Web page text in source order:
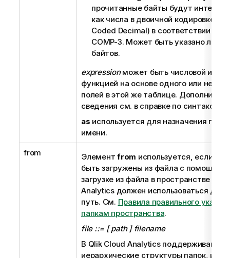
прочитанные байты будут
как числа в двоичной кодировке
Coded Decimal) в соответствии со
COMP-3. Может быть указано
байтов.
expressionможет быть числовой или
функцией на основе одного или
полей в этой же таблице.
сведения см. в справке по
as используется для назначения полю
имени.
from Элемент from используется, если
быть загружены из файла с помощью
загрузке из файла в пространстве в
Analyticsдолжен использоваться
путь. См. Правила правильного
папкам пространства.
file ::= [ path ] filename
В Qlik Cloud Analyticsподдерживаются
иерархические структуры папок, и